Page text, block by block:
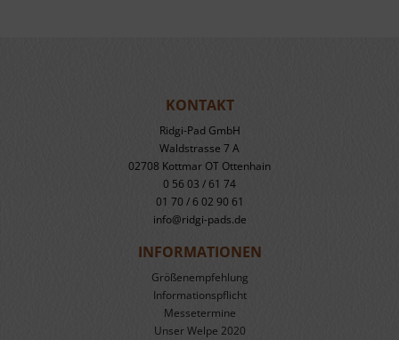
KONTAKT
Ridgi-Pad GmbH
Waldstrasse 7 A
02708 Kottmar OT Ottenhain
0 56 03 / 61 74
01 70 / 6 02 90 61
info@ridgi-pads.de
INFORMATIONEN
Größenempfehlung
Informationspflicht
Messetermine
Unser Welpe 2020